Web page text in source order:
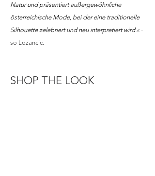
Natur und präsentiert außergewöhnliche
österreichische Mode, bei der eine traditionelle
Silhouette zelebriert und neu interpretiert wird.« -
so Lozancic.
SHOP THE LOOK